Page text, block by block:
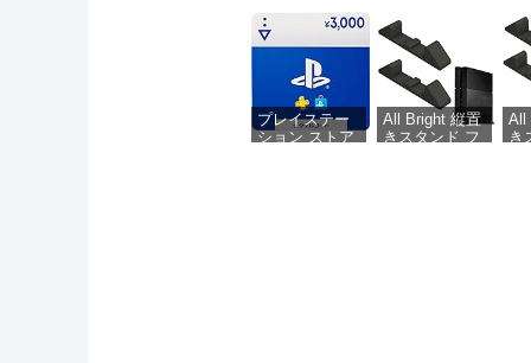
プデート】ps4
コントローラ
ー pc Turbo連
射機能 6軸ジ
ャイロセンサ
ー 二重振動 高
精密ボタン
Bluetoooth5.4
データケーブル
急速充電 高速デ
ータ転送 各種
Xbox
One/PlayStation4
slim/PS4 Pro等
その他機器対応
ブ
-
プレイステー
ション ストア
All Bright 縦置
きスタンド フ
All
き